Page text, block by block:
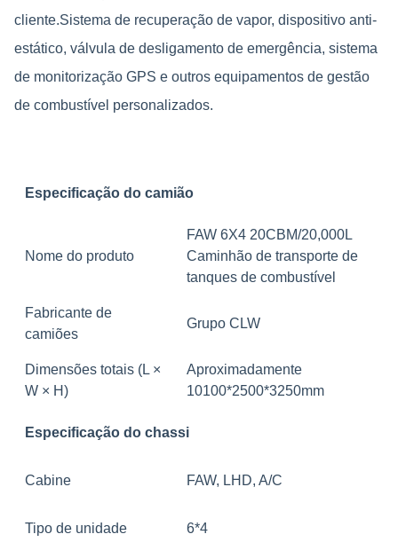
cliente.Sistema de recuperação de vapor, dispositivo anti-
estático, válvula de desligamento de emergência, sistema
de monitorização GPS e outros equipamentos de gestão
de combustível personalizados.
Especificação do camião
Nome do produto
FAW 6X4 20CBM/20,000L
Caminhão de transporte de
tanques de combustível
Fabricante de
camiões
Grupo CLW
Dimensões totais (L ×
W × H)
Aproximadamente
10100*2500*3250mm
Especificação do chassi
Cabine FAW, LHD, A/C
Tipo de unidade 6*4